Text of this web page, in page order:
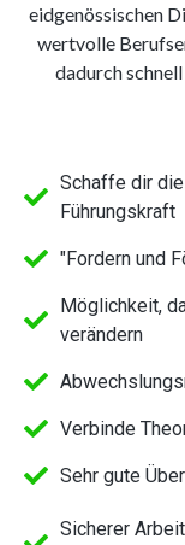
eidgenössischen
wertvolle
dadurch
Schaffe dir
Führungskraft
"Fordern und
Möglichkeit,
verändern
Verbinde
Sehr gute
Sicherer